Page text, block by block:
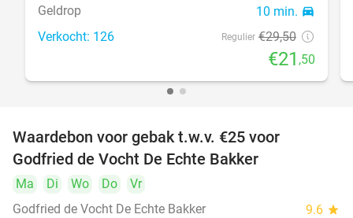
Geldrop 10 min. directions_car
Verkocht: 126 Regulier €29,50
€21 ,50
Waardebon voor gebak t.w.v. €25 voor
Godfried de Vocht De Echte Bakker
Ma Di Wo Do
Vr
Godfried de Vocht De Echte Bakker
9.6 star